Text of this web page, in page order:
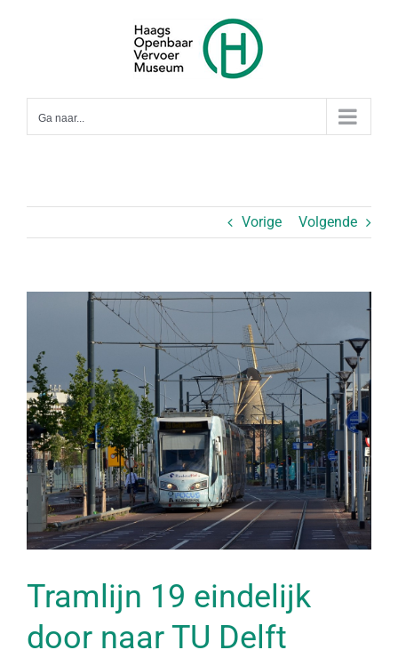
Ga naar...
Vorige Volgende
afbeelding
Tramlijn 19 eindelijk
door naar TU Delft